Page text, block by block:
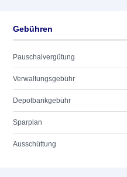
Gebühren
Pauschalvergütung
Verwaltungsgebühr
Depotbankgebühr
Sparplan
Ausschüttung